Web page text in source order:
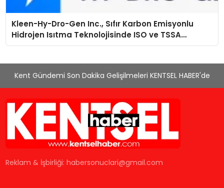
Kleen-Hy-Dro-Gen Inc., Sıfır Karbon Emisyonlu
Hidrojen Isıtma Teknolojisinde ISO ve TSSA
Düzenleyici Onaylarını Aldı
Kent Gündemi Son Dakika Gelişilmeleri KENTSEL HABER'de
Reklam & İşbirliği:habersonuclari@gmail.com